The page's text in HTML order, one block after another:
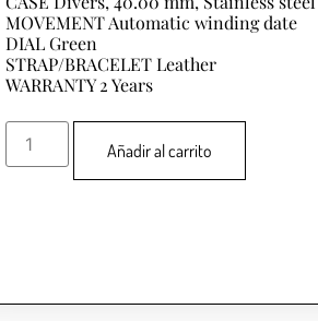
MOVEMENT Automatic winding date
DIAL Green
STRAP/BRACELET Leather
WARRANTY 2 Years
Añadir al carrito